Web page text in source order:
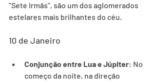
"Sete Irmãs", são um dos aglomerados
estelares mais brilhantes do céu.
10 de Janeiro
Conjunção entre Lua e Júpiter: No
começo da noite, na direção